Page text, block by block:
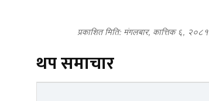
प्रकाशित मिति: मंगलबार, कात्तिक ६, २०८१
थप समाचार